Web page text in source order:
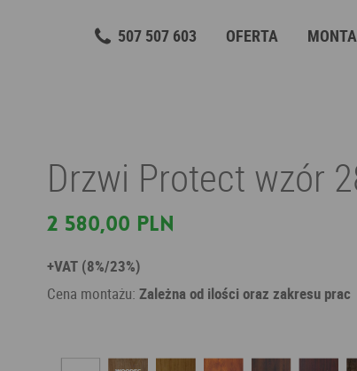
507 507 603 OFERTA
Drzwi Protect wzór
2 580,00 PLN
+VAT (8%/23%)
Cena montażu: Zależna od ilości oraz zakresu prac